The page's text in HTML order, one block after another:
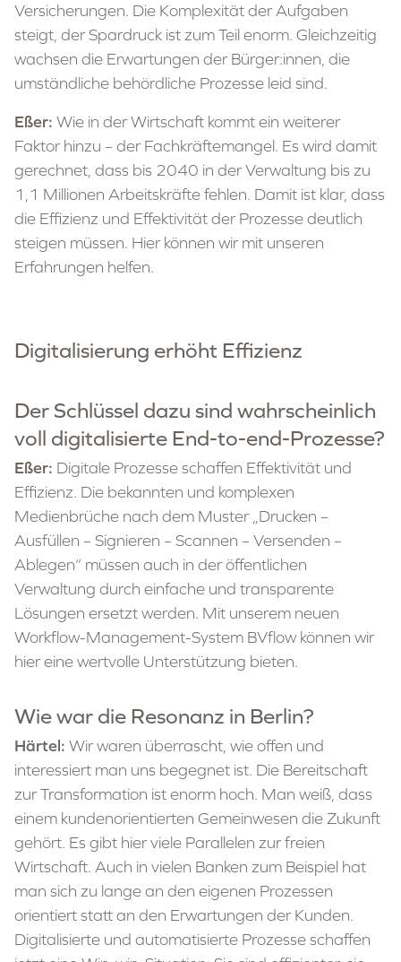
Versicherungen. Die Komplexität der Aufgaben
steigt, der Spardruck ist zum Teil enorm. Gleichzeitig
wachsen die Erwartungen der Bürger:innen, die
umständliche behördliche Prozesse leid sind.
Eßer: Wie in der Wirtschaft kommt ein weiterer
Faktor hinzu – der Fachkräftemangel. Es wird damit
gerechnet, dass bis 2040 in der Verwaltung bis zu
1,1 Millionen Arbeitskräfte fehlen. Damit ist klar, dass
die Effizienz und Effektivität der Prozesse deutlich
steigen müssen. Hier können wir mit unseren
Erfahrungen helfen.
Digitalisierung erhöht Effizienz
Der Schlüssel dazu sind wahrscheinlich
voll digitalisierte End-to-end-Prozesse?
Eßer: Digitale Prozesse schaffen Effektivität und
Effizienz. Die bekannten und komplexen
Medienbrüche nach dem Muster „Drucken –
Ausfüllen – Signieren – Scannen – Versenden –
Ablegen“ müssen auch in der öffentlichen
Verwaltung durch einfache und transparente
Lösungen ersetzt werden. Mit unserem neuen
Workflow-Management-System BVflow können wir
hier eine wertvolle Unterstützung bieten.
Wie war die Resonanz in Berlin?
Härtel: Wir waren überrascht, wie offen und
interessiert man uns begegnet ist. Die Bereitschaft
zur Transformation ist enorm hoch. Man weiß, dass
einem kundenorientierten Gemeinwesen die Zukunft
gehört. Es gibt hier viele Parallelen zur freien
Wirtschaft. Auch in vielen Banken zum Beispiel hat
man sich zu lange an den eigenen Prozessen
orientiert statt an den Erwartungen der Kunden.
Digitalisierte und automatisierte Prozesse schaffen